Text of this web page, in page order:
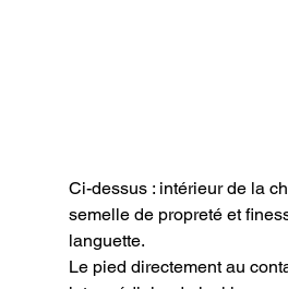
Ci-dessus : intérieur de la
semelle de propreté et
languette.
Le pied directement au